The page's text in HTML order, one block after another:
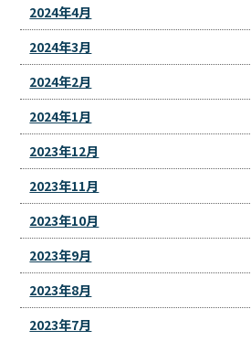
2024年4月
2024年3月
2024年2月
2024年1月
2023年12月
2023年11月
2023年10月
2023年9月
2023年8月
2023年7月